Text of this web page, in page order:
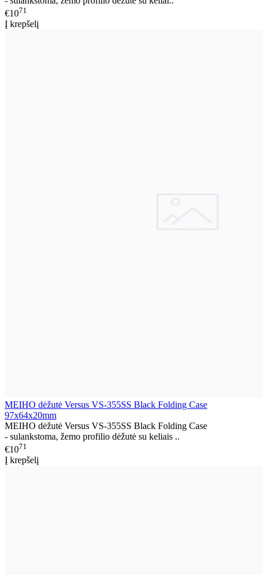
€1071
Į krepšelį
MEIHO dėžutė Versus VS-355SS Black Folding Case
97x64x20mm
MEIHO dėžutė Versus VS-355SS Black Folding Case
- sulankstoma, žemo profilio dėžutė su keliais ..
€1071
Į krepšelį